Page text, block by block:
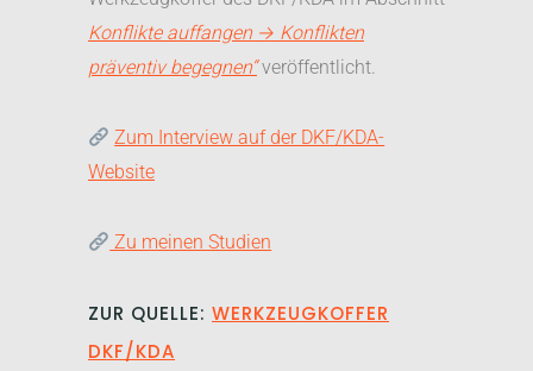
Konflikte auffangen → Konflikten
präventiv begegnen“veröffentlicht.
Zum Interview auf der DKF/KDA-
Website
Zu meinen Studien
ZUR QUELLE: WERKZEUGKOFFER
DKF/KDA